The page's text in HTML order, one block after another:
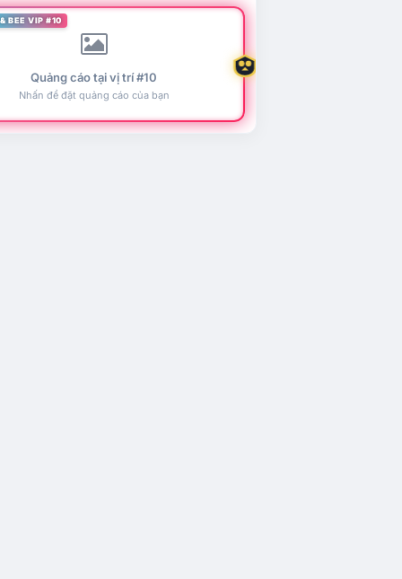
BEE VIP #10
Quảng cáo tại vị trí #10
Nhấn để đặt quảng cáo của bạn